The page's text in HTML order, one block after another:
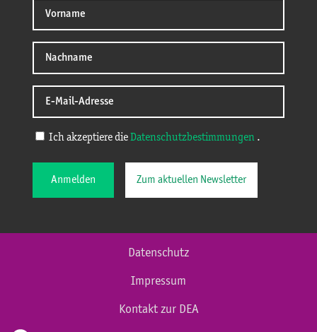
Ich akzeptiere die Datenschutzbestimmungen .
Anmelden Zum aktuellen Newsletter
Datenschutz
Impressum
Kontakt zur DEA